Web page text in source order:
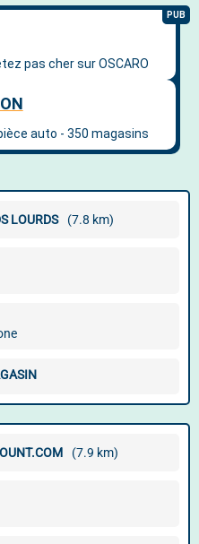
LOURDS (7.8 km)
(7.9 km)